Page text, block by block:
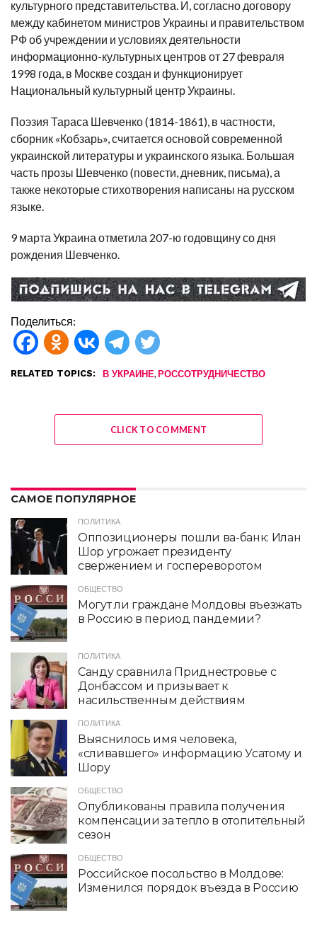
культурного представительства. И, согласно договору
между кабинетом министров Украины и правительством
РФ об учреждении и условиях деятельности
информационно-культурных центров от 27 февраля
1998 года, в Москве создан и функционирует
Национальный культурный центр Украины.
Поэзия Тараса Шевченко (1814-1861), в частности,
сборник «Кобзарь», считается основой современной
украинской литературы и украинского языка. Большая
часть прозы Шевченко (повести, дневник, письма), а
также некоторые стихотворения написаны на русском
языке.
9 марта Украина отметила 207-ю годовщину со дня
рождения Шевченко.
Поделиться:
RELATED TOPICS: В УКРАИНЕ, РОССОТРУДНИЧЕСТВО
CLICK TO COMMENT
САМОЕ ПОПУЛЯРНОЕ
ПОЛИТИКА
Оппозиционеры пошли ва-банк: Илан
Шор угрожает президенту
свержением и госпереворотом
ОБЩЕСТВО
Могут ли граждане Молдовы въезжать
в Россию в период пандемии?
ПОЛИТИКА
Санду сравнила Приднестровье с
Донбассом и призывает к
насильственным действиям
ПОЛИТИКА
Выяснилось имя человека,
«сливавшего» информацию Усатому и
Шору
ОБЩЕСТВО
Опубликованы правила получения
компенсации за тепло в отопительный
сезон
ОБЩЕСТВО
Российское посольство в Молдове:
Изменился порядок въезда в Россию